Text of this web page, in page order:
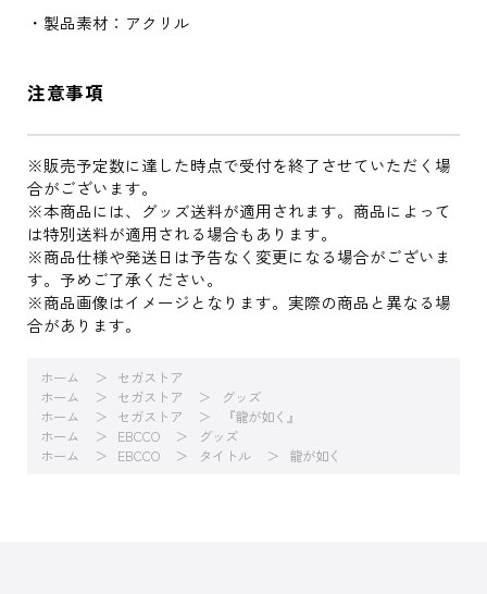
・製品素材：アクリル
注意事項
※販売予定数に達した時点で受付を終了させていただく場
合がございます。
※本商品には、グッズ送料が適用されます。商品によって
は特別送料が適用される場合もあります。
※商品仕様や発送日は予告なく変更になる場合がございま
す。予めご了承ください。
※商品画像はイメージとなります。実際の商品と異なる場
合があります。
ホーム
セガストア
ホーム
セガストア
グッズ
ホーム
セガストア
『龍が如く』
ホーム
EBCCO
グッズ
ホーム
EBCCO タイトル 龍が如く